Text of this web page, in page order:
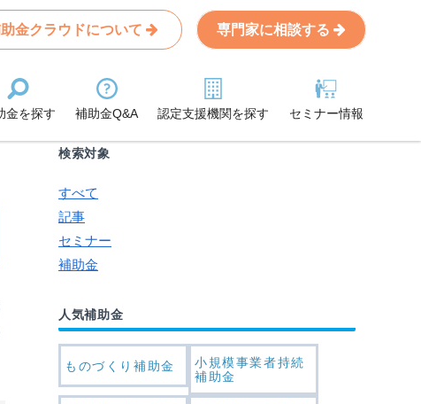
金クラウドについて 専門家に相談する
金を探す 補助金Q&A 認定支援機関を探す セミナー情報
Search
条件から記事を探す
検索対象
すべて
記事
セミナー
補助金
人気補助金
ものづくり補助金
小規模事業者持続
補助金